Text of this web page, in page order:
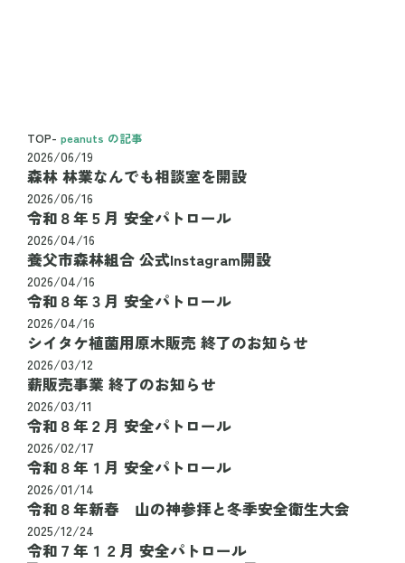
TOP- peanuts の記事
2026/06/19
森林 林業なんでも相談室を開設
2026/06/16
令和８年５月 安全パトロール
2026/04/16
養父市森林組合 公式Instagram開設
2026/04/16
令和８年３月 安全パトロール
2026/04/16
シイタケ植菌用原木販売 終了のお知らせ
2026/03/12
薪販売事業 終了のお知らせ
2026/03/11
令和８年２月 安全パトロール
2026/02/17
令和８年１月 安全パトロール
2026/01/14
令和８年新春 山の神参拝と冬季安全衛生大会
2025/12/24
令和７年１２月 安全パトロール